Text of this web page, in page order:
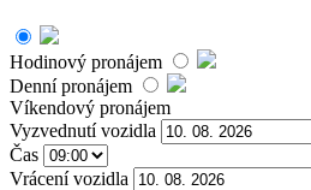
Hodinový pronájem
Denní pronájem
Víkendový pronájem
Vyzvednutí vozidla
Čas
Vrácení vozidla